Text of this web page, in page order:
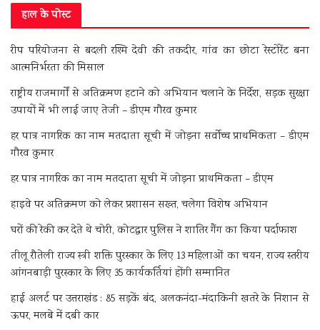
हाल के पोस्ट
रीप परियोजना से बदली रश्मि देवी की तकदीर, गांव का छोटा रेस्टोरेंट बना
आत्मनिर्भरता की मिसाल
राष्ट्रीय राजमार्गों से अतिक्रमण हटाने को अभियान चलाने के निर्देश, सड़क सुरक्षा
उपायों में भी लाई जाए तेजी – डीएम गौरव कुमार
हर पात्र नागरिक का नाम मतदाता सूची में जोड़ना सर्वोच्च प्राथमिकता – डीएम
गौरव कुमार
हर पात्र नागरिक का नाम मतदाता सूची में जोड़ना प्राथमिकता – डीएम
हाइवे पर अतिक्रमण को लेकर प्रशासन सख्त, चलेगा विशेष अभियान
घरों की रेकी कर देते थे चोरी, कोटद्वार पुलिस ने शातिर गैंग का किया पर्दाफाश
तीलू रौतेली राज्य स्त्री शक्ति पुरस्कार के लिए 13 महिलाओं का चयन, राज्य स्तरीय
आंगनबाड़ी पुरस्कार के लिए 35 कार्यकर्तियां होंगी सम्मानित
हाई अलर्ट पर उत्तराखंड : 85 सड़कें बंद, अलकनंदा-मंदाकिनी खतरे के निशान से
ऊपर, मलबे में दबी कार